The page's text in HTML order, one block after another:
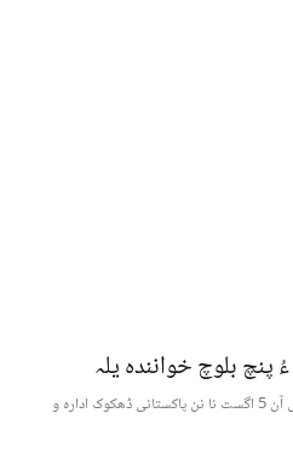
پنچ بلوچ خوانندہ یلہ
کراچی نا علاقہ گلشن اقبال آن 5 اگست نا نن پاکستانی ڈھکوک ادارہ و